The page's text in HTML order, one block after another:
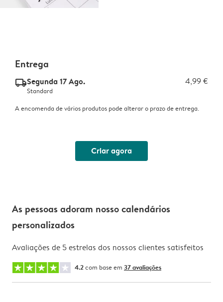
Entrega
delivery_standard_v2Segunda 17 Ago. 4,99 €
Standard
A encomenda de vários produtos pode alterar o prazo de entrega.
Criar agora
As pessoas adoram nosso calendários
personalizados
Avaliações de 5 estrelas dos nossos clientes satisfeitos
4.2com base em 37 avaliações